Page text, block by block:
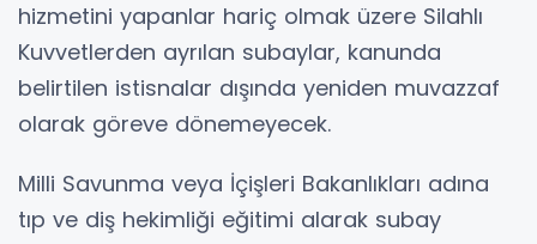
hizmetini yapanlar hariç olmak üzere Silahlı
Kuvvetlerden ayrılan subaylar, kanunda
belirtilen istisnalar dışında yeniden muvazzaf
olarak göreve dönemeyecek.
Milli Savunma veya İçişleri Bakanlıkları adına
tıp ve diş hekimliği eğitimi alarak subay